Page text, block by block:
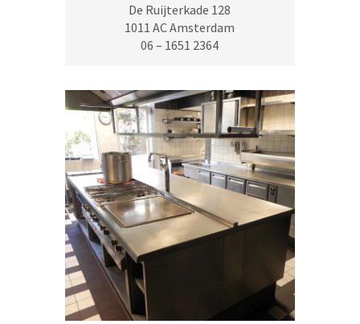
De Ruijterkade 128
1011 AC Amsterdam
06 – 1651 2364